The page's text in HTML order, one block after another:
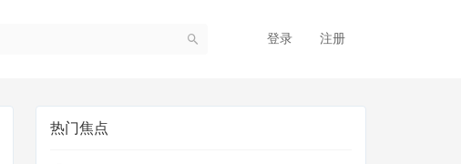
登录 注册
热门焦点